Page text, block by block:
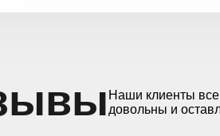
Наши клиенты
довольны и